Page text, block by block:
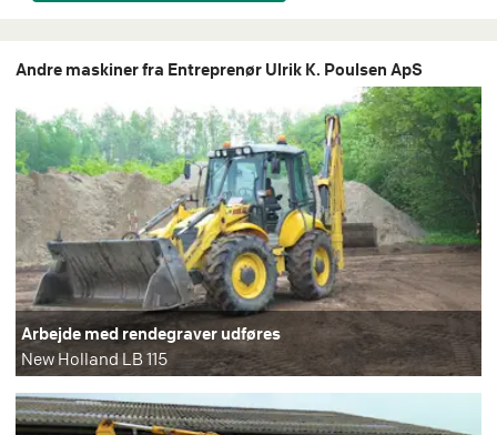
Andre maskiner fra Entreprenør Ulrik K. Poulsen ApS
Arbejde med rendegraver udføres
New Holland LB 115